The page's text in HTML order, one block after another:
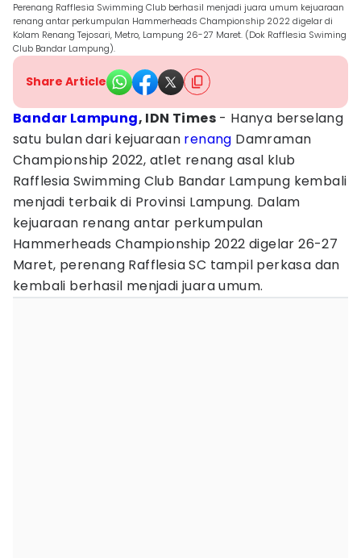
Perenang Rafflesia Swimming Club berhasil menjadi juara umum kejuaraan
renang antar perkumpulan Hammerheads Championship 2022 digelar di
Kolam Renang Tejosari, Metro, Lampung 26-27 Maret. (Dok Rafflesia Swiming
Club Bandar Lampung).
Share Article
Bandar Lampung, IDN Times - Hanya berselang
satu bulan dari kejuaraan renang Damraman
Championship 2022, atlet renang asal klub
Rafflesia Swimming Club Bandar Lampung kembali
menjadi terbaik di Provinsi Lampung. Dalam
kejuaraan renang antar perkumpulan
Hammerheads Championship 2022 digelar 26-27
Maret, perenang Rafflesia SC tampil perkasa dan
kembali berhasil menjadi juara umum.